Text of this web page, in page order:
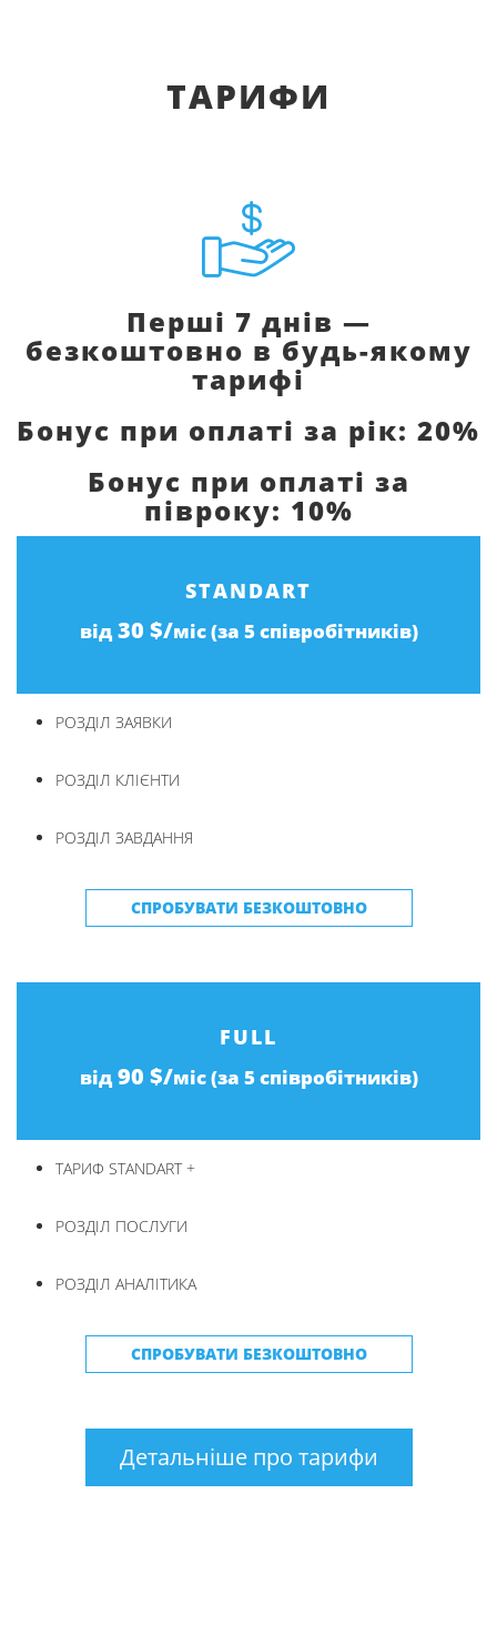
ТАРИФИ
Перші 7 днів —
безкоштовно в будь-якому
тарифі
Бонус при оплаті за рік: 20%
Бонус при оплаті за
півроку: 10%
STANDART
від30 $/міс (за 5 співробітників)
РОЗДІЛ ЗАЯВКИ
РОЗДІЛ КЛІЄНТИ
РОЗДІЛ ЗАВДАННЯ
СПРОБУВАТИ БЕЗКОШТОВНО
FULL
від90 $/міс (за 5 співробітників)
ТАРИФ STANDART +
РОЗДІЛ ПОСЛУГИ
РОЗДІЛ АНАЛІТИКА
СПРОБУВАТИ БЕЗКОШТОВНО
Детальніше про тарифи